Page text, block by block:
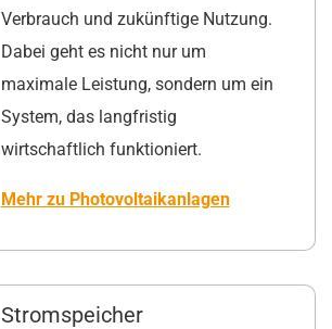
Verbrauch und zukünftige Nutzung.
Dabei geht es nicht nur um
maximale Leistung, sondern um ein
System, das langfristig
wirtschaftlich funktioniert.
Mehr zu Photovoltaikanlagen
Stromspeicher